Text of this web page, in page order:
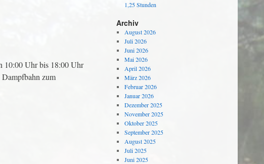
10:00 Uhr bis 18:00 Uhr
zum
1,25 Stunden
Archiv
August 2026
Juli 2026
Juni 2026
Mai 2026
April 2026
März 2026
Februar 2026
Januar 2026
Dezember 2025
November 2025
Oktober 2025
September 2025
August 2025
Juli 2025
Juni 2025